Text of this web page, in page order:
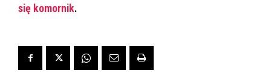
się komornik.